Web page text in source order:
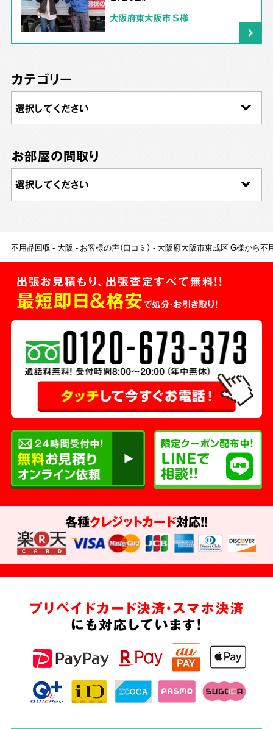
大阪府東大阪市 S様
カテゴリー
お部屋の間取り
不用品回収 大阪 お客様の声（口コミ） 大阪府大阪市東成区 G様から不
出張お見積もり、出張査定すべて無料!!
最短即日＆格安で処分・お引き取り！
各種クレジットカード対応!!
プリペイドカード決済・スマホ決済
にも対応しています!